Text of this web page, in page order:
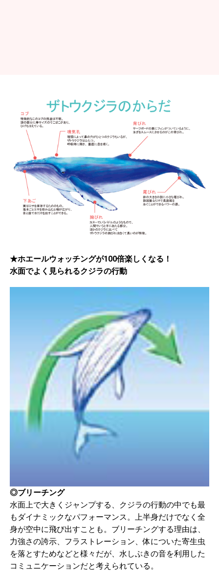
★ホエールウォッチングが100倍楽しくなる！
水面でよく見られるクジラの行動
◎ブリーチング
水面上で大きくジャンプする、クジラの行動の中でも最
もダイナミックなパフォーマンス。上半身だけでなく全
身が空中に飛び出すことも。ブリーチングする理由は、
力強さの誇示、フラストレーション、体についた寄生虫
を落とすためなどと様々だが、水しぶきの音を利用した
コミュニケーションだと考えられている。